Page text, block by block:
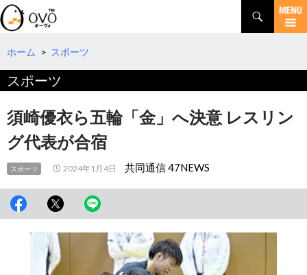
検
索
コ
テ
へ
動
ホーム > スポーツ
スポーツ
須崎優衣ら五輪「金」へ決意 レスリン
グ代表が合宿
スポーツ 2024年1月4日 共同通信 47NEWS